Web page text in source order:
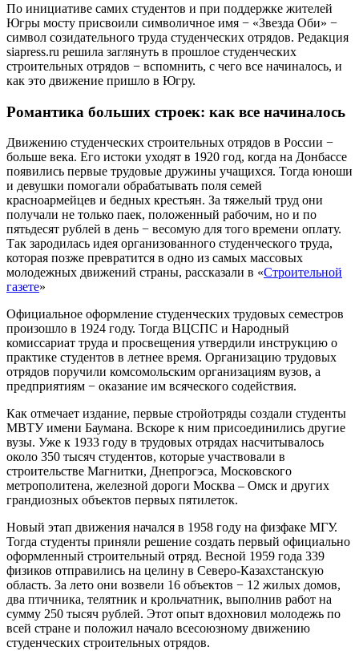
По инициативе самих студентов и при поддержке жителей
Югры мосту присвоили символичное имя − «Звезда Оби» −
символ созидательного труда студенческих отрядов. Редакция
siapress.ru решила заглянуть в прошлое студенческих
строительных отрядов − вспомнить, с чего все начиналось, и
как это движение пришло в Югру.
Романтика больших строек: как все начиналось
Движению студенческих строительных отрядов в России −
больше века. Его истоки уходят в 1920 год, когда на Донбассе
появились первые трудовые дружины учащихся. Тогда юноши
и девушки помогали обрабатывать поля семей
красноармейцев и бедных крестьян. За тяжелый труд они
получали не только паек, положенный рабочим, но и по
пятьдесят рублей в день − весомую для того времени оплату.
Так зародилась идея организованного студенческого труда,
которая позже превратится в одно из самых массовых
молодежных движений страны, рассказали в «Строительной
газете»
Официальное оформление студенческих трудовых семестров
произошло в 1924 году. Тогда ВЦСПС и Народный
комиссариат труда и просвещения утвердили инструкцию о
практике студентов в летнее время. Организацию трудовых
отрядов поручили комсомольским организациям вузов, а
предприятиям − оказание им всяческого содействия.
Как отмечает издание, первые стройотряды создали студенты
МВТУ имени Баумана. Вскоре к ним присоединились другие
вузы. Уже к 1933 году в трудовых отрядах насчитывалось
около 350 тысяч студентов, которые участвовали в
строительстве Магнитки, Днепрогэса, Московского
метрополитена, железной дороги Москва – Омск и других
грандиозных объектов первых пятилеток.
Новый этап движения начался в 1958 году на физфаке МГУ.
Тогда студенты приняли решение создать первый официально
оформленный строительный отряд. Весной 1959 года 339
физиков отправились на целину в Северо-Казахстанскую
область. За лето они возвели 16 объектов − 12 жилых домов,
два птичника, телятник и крольчатник, выполнив работ на
сумму 250 тысяч рублей. Этот опыт вдохновил молодежь по
всей стране и положил начало всесоюзному движению
студенческих строительных отрядов.